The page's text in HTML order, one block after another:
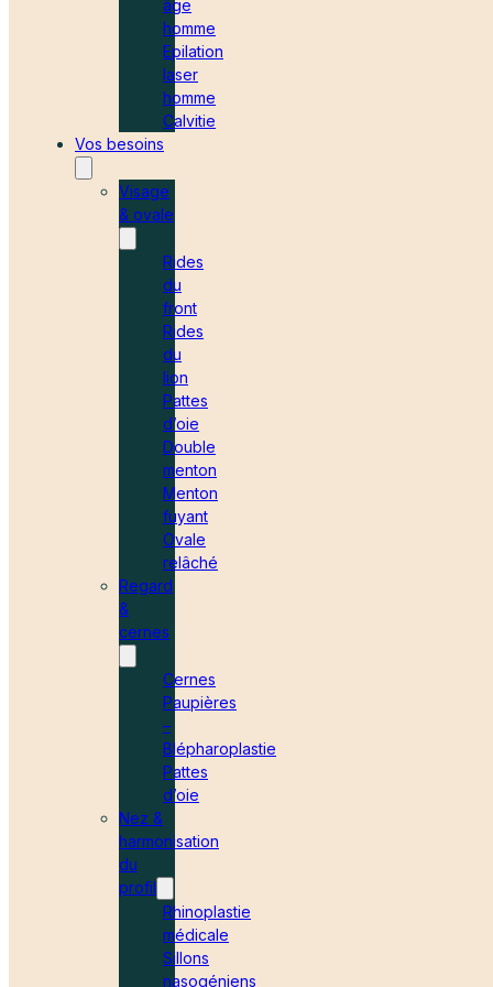
âge
homme
Epilation
laser
homme
Calvitie
Vos besoins
Visage
& ovale
Rides
du
front
Rides
du
lion
Pattes
d’oie
Double
menton
Menton
fuyant
Ovale
relâché
Regard
&
cernes
Cernes
Paupières
–
Blépharoplastie
Pattes
d’oie
Nez &
harmonisation
du
profil
Rhinoplastie
médicale
Sillons
nasogéniens